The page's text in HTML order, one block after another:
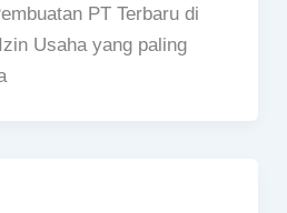
PT Terbaru di
Usaha yang paling